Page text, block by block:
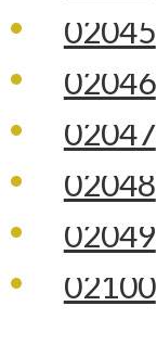
02045
02046
02047
02048
02049
02100